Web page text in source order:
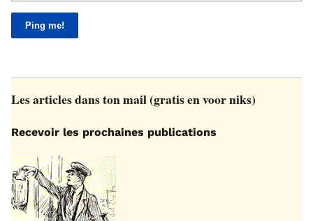
Les articles dans ton mail (gratis en voor niks)
Recevoir les prochaines publications